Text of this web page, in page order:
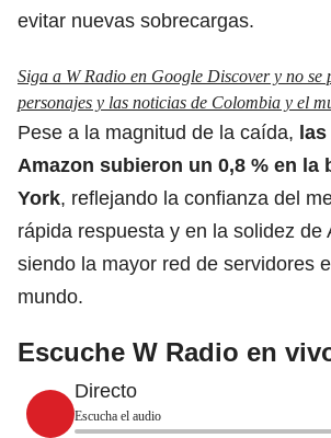
evitar nuevas sobrecargas.
Siga a W Radio en Google Discover y no se
personajes y las noticias de Colombia y el
Pese a la magnitud de la caída,
Amazon subieron un 0,8 % en la
York, reflejando la confianza del
rápida respuesta y en la solidez de
siendo la mayor red de servidores
mundo.
Escuche W Radio en
Directo
Escucha el audio